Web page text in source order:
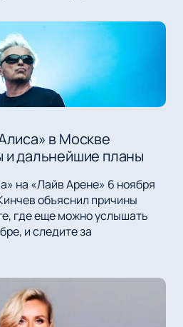
в Москве
дальнейшие планы
на «Лайв Арене» 6 ноября
объяснил причины
где еще можно услышать
и следите за